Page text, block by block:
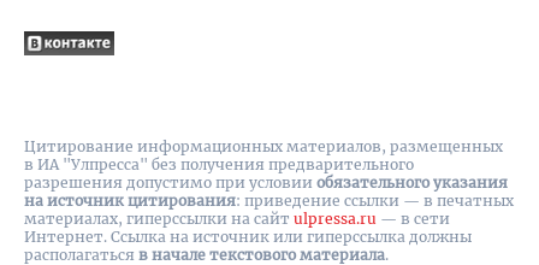
Цитирование информационных материалов, размещенных
в ИА "Улпресса" без получения предварительного
разрешения допустимо при условии обязательного указания
на источник цитирования: приведение ссылки — в печатных
материалах, гиперссылки на cайт ulpressa.ru — в сети
Интернет. Ссылка на источник или гиперссылка должны
располагаться в начале текстового материала.